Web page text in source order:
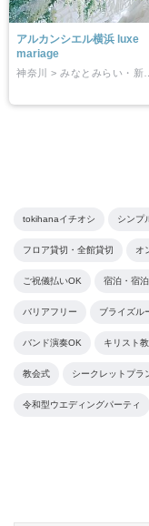
アルカンシエル横浜 luxe
mariage
tokihanaイチオシ シンプ
フロア貸切・全館貸切 オ
ご祝儀払いOK 宿泊・宿
バリアフリー ブライズル
バンド演奏OK キリスト
教会式 シークレットプラ
令和型ウエディングパーティ